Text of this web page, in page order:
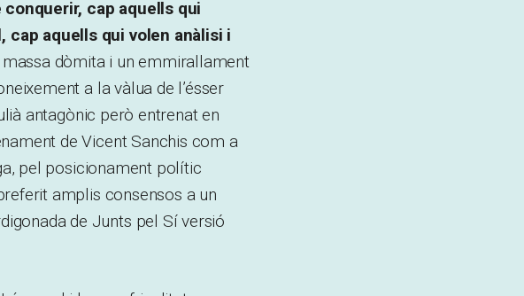
conquerir, cap aquells qui
cap aquells qui volen anàlisi i
dòmita i un emmirallament
a la vàlua de l’ésser
antagònic però entrenat en
de Vicent Sanchis com a
pel posicionament polític
amplis consensos a un
de Junts pel Sí versió